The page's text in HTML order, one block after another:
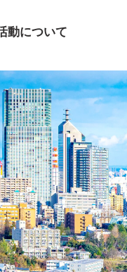
動について